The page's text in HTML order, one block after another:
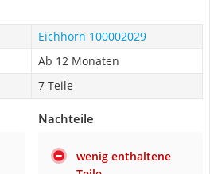
Eichhorn 100002029
Ab 12 Monaten
7 Teile
Nachteile
wenig enthaltene